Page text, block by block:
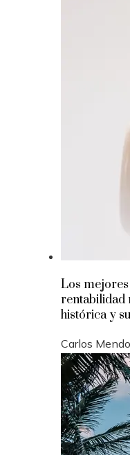
Los
rentabilidad
histórica y
Carlos